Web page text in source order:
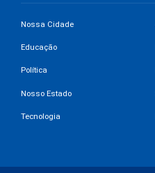
Nossa Cidade
Educação
Política
Nosso Estado
Tecnologia